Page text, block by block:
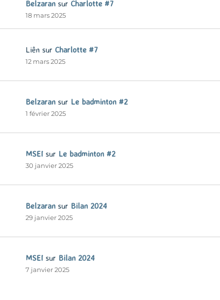
Belzaran sur Charlotte #7
18 mars 2025
Liên sur Charlotte #7
12 mars 2025
Belzaran sur Le badminton #2
1 février 2025
MSEI sur Le badminton #2
30 janvier 2025
Belzaran sur Bilan 2024
29 janvier 2025
MSEI sur Bilan 2024
7 janvier 2025